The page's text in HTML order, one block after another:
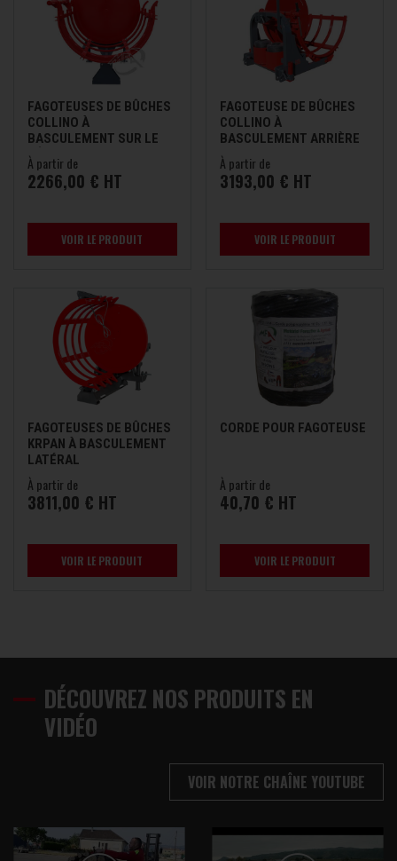
FAGOTEUSES DE BÛCHES
COLLINO À
BASCULEMENT SUR LE
CÔTÉ
À partir de
2266,00 € HT
VOIR LE PRODUIT
FAGOTEUSE DE BÛCHES
COLLINO À
BASCULEMENT ARRIÈRE
COLLINO
À partir de
3193,00 € HT
VOIR LE PRODUIT
FAGOTEUSES DE BÛCHES
KRPAN À BASCULEMENT
LATÉRAL
À partir de
3811,00 € HT
VOIR LE PRODUIT
CORDE POUR FAGOTEUSE
À partir de
40,70 € HT
VOIR LE PRODUIT
DÉCOUVREZ NOS PRODUITS EN
VIDÉO
VOIR NOTRE CHAÎNE YOUTUBE